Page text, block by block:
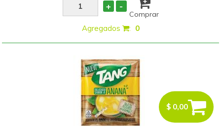
+ -
Comprar
Agregados : 0
$ 0,00